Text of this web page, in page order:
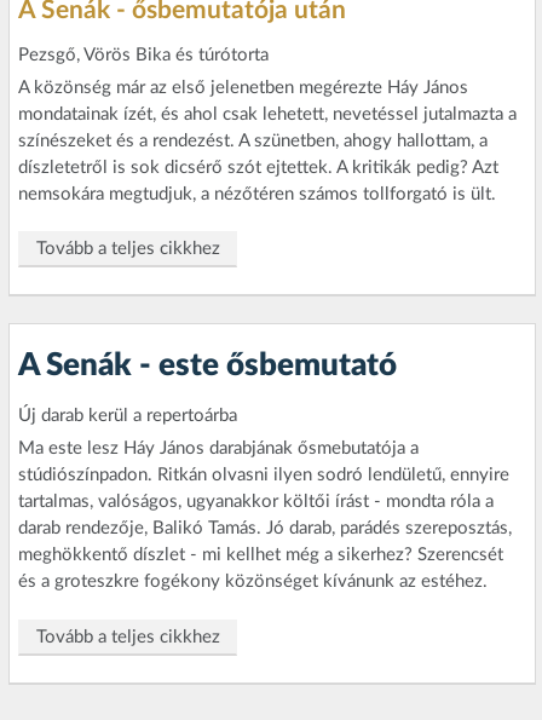
A Senák - ősbemutatója után
Pezsgő, Vörös Bika és túrótorta
A közönség már az első jelenetben megérezte Háy János
mondatainak ízét, és ahol csak lehetett, nevetéssel jutalmazta a
színészeket és a rendezést. A szünetben, ahogy hallottam, a
díszletetről is sok dicsérő szót ejtettek. A kritikák pedig? Azt
nemsokára megtudjuk, a nézőtéren számos tollforgató is ült.
Tovább a teljes cikkhez
A Senák - este ősbemutató
Új darab kerül a repertoárba
Ma este lesz Háy János darabjának ősmebutatója a
stúdiószínpadon. Ritkán olvasni ilyen sodró lendületű, ennyire
tartalmas, valóságos, ugyanakkor költői írást - mondta róla a
darab rendezője, Balikó Tamás. Jó darab, parádés szereposztás,
meghökkentő díszlet - mi kellhet még a sikerhez? Szerencsét
és a groteszkre fogékony közönséget kívánunk az estéhez.
Tovább a teljes cikkhez